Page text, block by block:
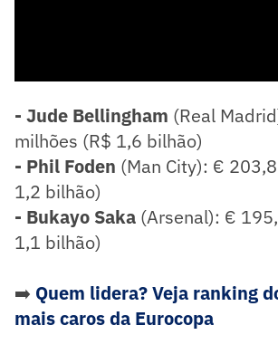
- Jude Bellingham (Real
milhões (R$ 1,6 bilhão)
- Phil Foden (Man City): €
1,2 bilhão)
- Bukayo Saka (Arsenal): €
1,1 bilhão)
➡️ Quem lidera? Veja ranking
mais caros da Eurocopa